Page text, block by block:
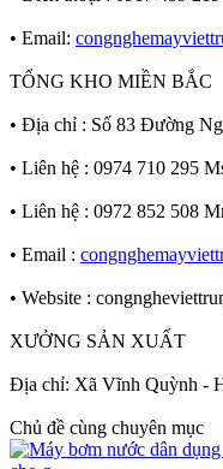
• Email:
TỔNG KHO MIỀN BẮC
• Địa chỉ : Số 83 Đường
• Liên hệ : 0974 710 295
• Liên hệ : 0972 852 508
• Email :
• Website :
XƯỞNG SẢN XUẤT
Địa chỉ: Xã Vĩnh Quỳnh -
Chủ đề cùng chuyên mục